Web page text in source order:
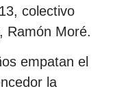
colectivo
Ramón Moré.
empatan el
la